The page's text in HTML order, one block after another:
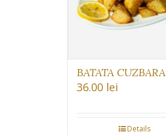
BATATA CUZBARA
36.00 lei
Details